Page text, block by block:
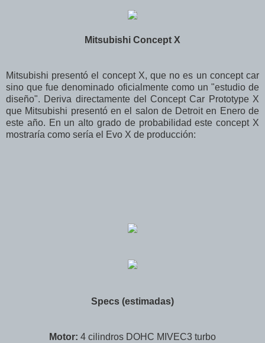
Mitsubishi Concept X
Mitsubishi presentó el concept X, que no es un concept car
sino que fue denominado oficialmente como un "estudio de
diseño". Deriva directamente del Concept Car Prototype X
que Mitsubishi presentó en el salon de Detroit en Enero de
este año. En un alto grado de probabilidad este concept X
mostraría como sería el Evo X de producción:
Specs (estimadas)
Motor: 4 cilindros DOHC MIVEC3 turbo